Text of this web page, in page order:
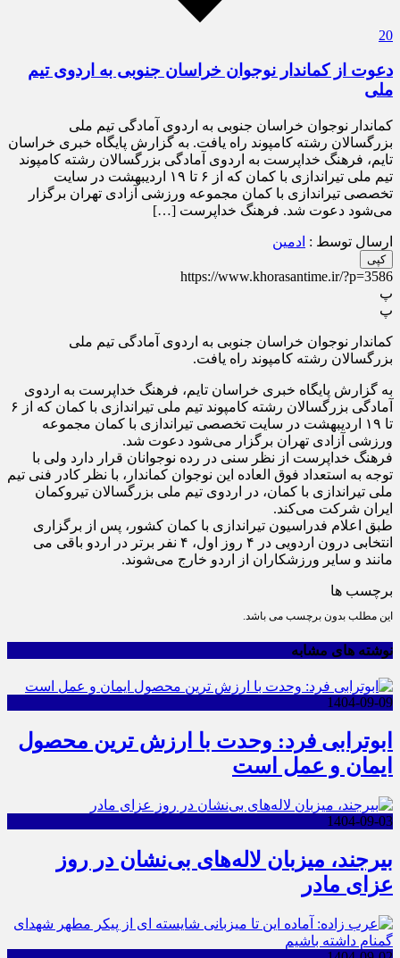
20
دعوت از کماندار نوجوان خراسان جنوبی به اردوی تیم
ملی
کماندار نوجوان خراسان جنوبی به اردوی آمادگی تیم ملی
بزرگسالان رشته کامپوند راه یافت. به گزارش پایگاه خبری خراسان
تایم، فرهنگ خداپرست به اردوی آمادگی بزرگسالان رشته کامپوند
تیم ملی تیراندازی با کمان که از ۶ تا ۱۹ اردیبهشت در سایت
تخصصی تیراندازی با کمان مجموعه ورزشی آزادی تهران برگزار
می‌شود دعوت شد. فرهنگ خداپرست […]
ارسال توسط : ادمین
کپی
https://www.khorasantime.ir/?p=3586
پ
پ
کماندار نوجوان خراسان جنوبی به اردوی آمادگی تیم ملی
بزرگسالان رشته کامپوند راه یافت.
به گزارش پایگاه خبری خراسان تایم، فرهنگ خداپرست به اردوی
آمادگی بزرگسالان رشته کامپوند تیم ملی تیراندازی با کمان که از ۶
تا ۱۹ اردیبهشت در سایت تخصصی تیراندازی با کمان مجموعه
ورزشی آزادی تهران برگزار می‌شود دعوت شد.
فرهنگ خداپرست از نظر سنی در رده نوجوانان قرار دارد ولی با
توجه به استعداد فوق العاده این نوجوان کماندار، با نظر کادر فنی تیم
ملی تیراندازی با کمان، در اردوی تیم ملی بزرگسالان تیروکمان
ایران شرکت می‌کند.
طبق اعلام فدراسیون تیراندازی با کمان کشور، پس از برگزاری
انتخابی درون اردویی در ۴ روز اول، ۴ نفر برتر در اردو باقی می
مانند و سایر ورزشکاران از اردو خارج می‌شوند.
برچسب ها
این مطلب بدون برچسب می باشد.
نوشته های مشابه
1404-09-09
ابوترابی فرد: وحدت با ارزش ترین محصول
ایمان و عمل است
1404-09-03
بیرجند، میزبان لاله‌های بی‌نشان در روز
عزای مادر